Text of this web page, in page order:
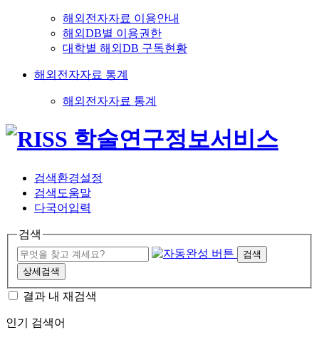
해외전자자료 이용안내
해외DB별 이용권한
대학별 해외DB 구독현황
해외전자자료 통계
해외전자자료 통계
검색환경설정
검색도움말
다국어입력
검색
검색
상세검색
결과 내 재검색
인기 검색어